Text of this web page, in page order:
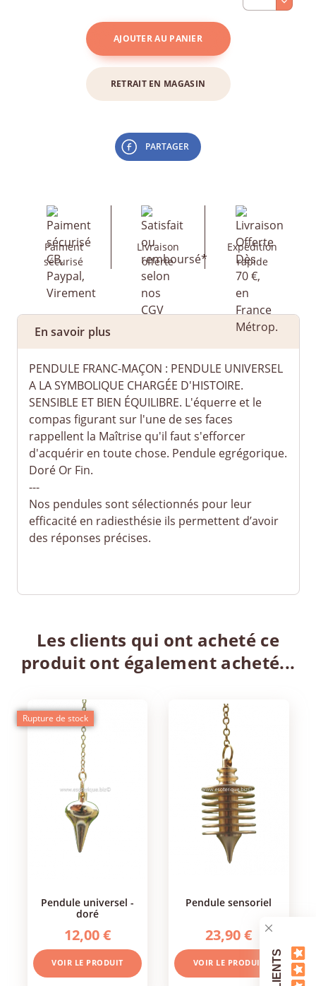
AJOUTER AU PANIER
RETRAIT EN MAGASIN
PARTAGER
Paiment
sécurisé
Livraison
offerte
Expédition
rapide
En savoir plus
PENDULE FRANC-MAÇON : PENDULE UNIVERSEL
A LA SYMBOLIQUE CHARGÉE D'HISTOIRE.
SENSIBLE ET BIEN ÉQUILIBRE. L'équerre et le
compas figurant sur l'une de ses faces
rappellent la Maîtrise qu'il faut s'efforcer
d'acquérir en toute chose. Pendule egrégorique.
Doré Or Fin.
---
Nos pendules sont sélectionnés pour leur
efficacité en radiesthésie ils permettent d’avoir
des réponses précises.
Les clients qui ont acheté ce
produit ont également acheté...
pendule universel -
doré
12,00 €
VOIR LE PRODUIT
Rupture de stock
pendule sensoriel
23,90 €
VOIR LE PRODUIT